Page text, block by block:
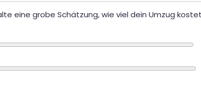
eine grobe Schätzung, wie viel dein Umzug